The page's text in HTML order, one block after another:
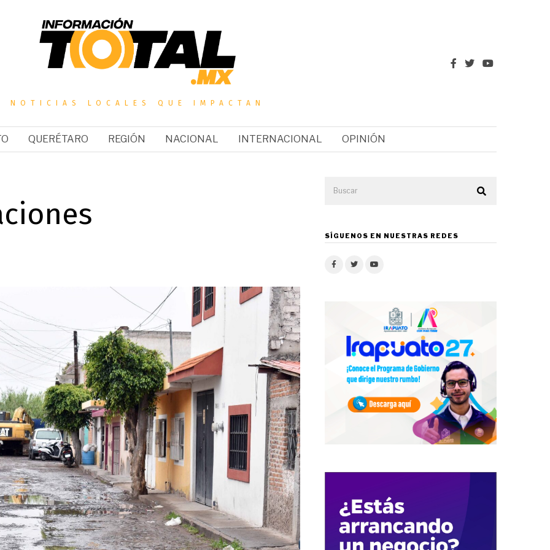
NOTICIAS LOCALES QUE IMPACTAN
QUERÉTARO REGIÓN NACIONAL INTERNACIONAL OPINIÓN
SÍGUENOS EN NUESTRAS REDES